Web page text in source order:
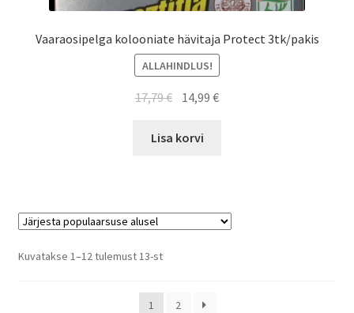
Vaaraosipelga kolooniate hävitaja Protect 3tk/pakis
ALLAHINDLUS!
17,79€ Algne
oli:
14,99€Current
Lisa korvi
Kuvatakse 1–12 tulemust 13-stSorted
popularity
1
2